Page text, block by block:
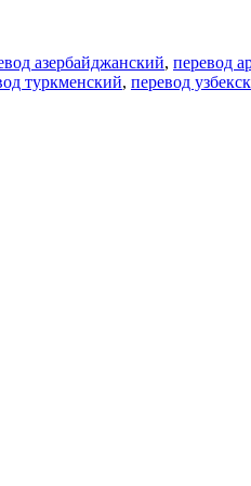
азербайджанский, перевод
туркменский, перевод